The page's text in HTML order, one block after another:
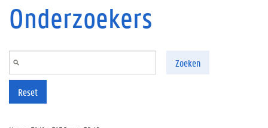
Onderzoekers
Zoeken
Reset